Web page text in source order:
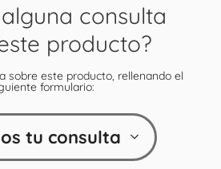
consulta
producto?
sobre este producto, rellenando el
formulario:
tu consulta